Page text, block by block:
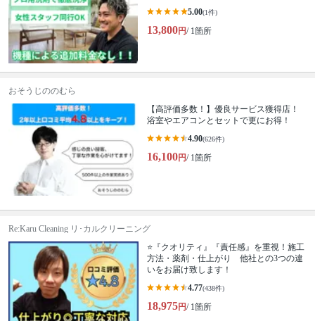
5.00(1件)
13,800円/ 1箇所
おそうじののむら
【高評価多数！】優良サービス獲得店！
浴室やエアコンとセットで更にお得！
4.90(626件)
16,100円/ 1箇所
Re:Karu Cleaning リ･カルクリーニング
⭐『クオリティ』『責任感』を重視！施工
方法・薬剤・仕上がり 他社との3つの違
いをお届け致します！
4.77(438件)
18,975円/ 1箇所